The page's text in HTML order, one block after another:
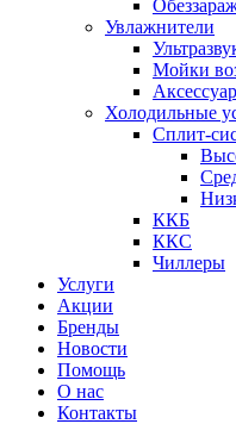
Увлажнители
Мойки
Холодильные
Сплит-
ККБ
ККС
Чиллеры
Услуги
Акции
Бренды
Новости
Помощь
О нас
Контакты